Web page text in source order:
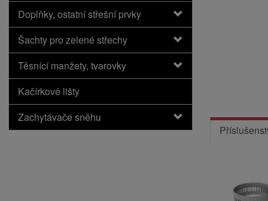
Doplňky, ostatní střešní prvky
Šachty pro zelené střechy
Těsnící manžety, tvarovky
Kačírkové lišty
Zachytávače sněhu